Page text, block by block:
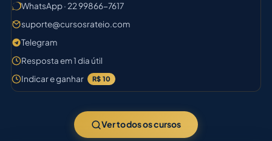
WhatsApp · 22 99866-7617
suporte@cursosrateio.com
Telegram
Resposta em 1 dia útil
Indicar e ganhar
R$ 10
Ver todos os cursos